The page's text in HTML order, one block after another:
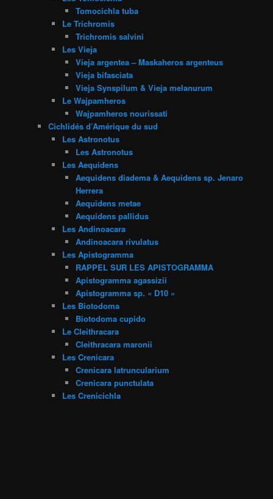
Tomocichla tuba
Le Trichromis
Trichromis salvini
Les Vieja
Vieja argentea – Maskaheros argenteus
Vieja bifasciata
Vieja Synspilum & Vieja melanurum
Le Wajpamheros
Wajpamheros nourissati
Cichlidés d’Amérique du sud
Les Astronotus
Les Astronotus
Les Aequidens
Aequidens diadema & Aequidens sp. Jenaro
Herrera
Aequidens metae
Aequidens pallidus
Les Andinoacara
Andinoacara rivulatus
Les Apistogramma
RAPPEL SUR LES APISTOGRAMMA
Apistogramma agassizii
Apistogramma sp. « D10 »
Les Biotodoma
Biotodoma cupido
Le Cleithracara
Cleithracara maronii
Les Crenicara
Crenicara latruncularium
Crenicara punctulata
Les Crenicichla